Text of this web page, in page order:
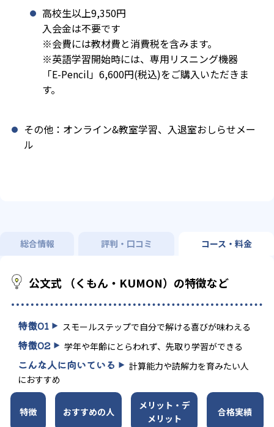
高校生以上9,350円
入会金は不要です
※会費には教材費と消費税を含みます。
※英語学習開始時には、専用リスニング機器
「E-Pencil」6,600円(税込)をご購入いただきま
す。
その他：オンライン&教室学習、入退室おしらせメー
ル
総合情報 評判・口コミ コース・料金
公文式 （くもん・KUMON）の特徴など
特徴01 スモールステップで自分で解ける喜びが味わえる
特徴02 学年や年齢にとらわれず、先取り学習ができる
こんな人に向いている
計算能力や読解力を育みたい人
におすすめ
特徴 おすすめの人
メリット・デ
メリット
合格実績